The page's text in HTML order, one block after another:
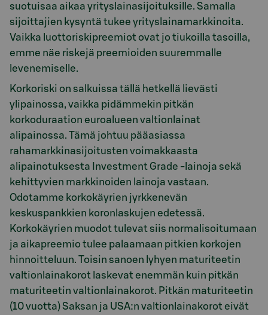
suotuisaa aikaa yrityslainasijoituksille. Samalla
sijoittajien kysyntä tukee yrityslainamarkkinoita.
Vaikka luottoriskipreemiot ovat jo tiukoilla tasoilla,
emme näe riskejä preemioiden suuremmalle
levenemiselle.
Korkoriski on salkuissa tällä hetkellä lievästi
ylipainossa, vaikka pidämmekin pitkän
korkoduraation euroalueen valtionlainat
alipainossa. Tämä johtuu pääasiassa
rahamarkkinasijoitusten voimakkaasta
alipainotuksesta Investment Grade -lainoja sekä
kehittyvien markkinoiden lainoja vastaan.
Odotamme korkokäyrien jyrkkenevän
keskuspankkien koronlaskujen edetessä.
Korkokäyrien muodot tulevat siis normalisoitumaan
ja aikapreemio tulee palaamaan pitkien korkojen
hinnoitteluun. Toisin sanoen lyhyen maturiteetin
valtionlainakorot laskevat enemmän kuin pitkän
maturiteetin valtionlainakorot. Pitkän maturiteetin
(10 vuotta) Saksan ja USA:n valtionlainakorot eivät